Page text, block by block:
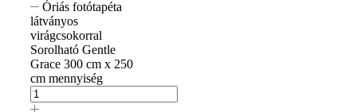
Óriás fotótapéta
látványos
virágcsokorral
Sorolható Gentle
Grace 300 cm x 250
cm mennyiség